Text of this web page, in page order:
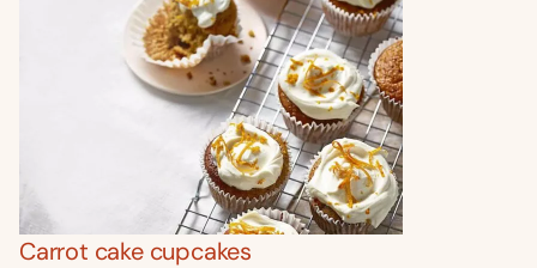
Carrot cake cupcakes